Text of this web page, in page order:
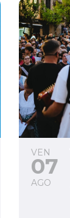
VEN
07
AGO